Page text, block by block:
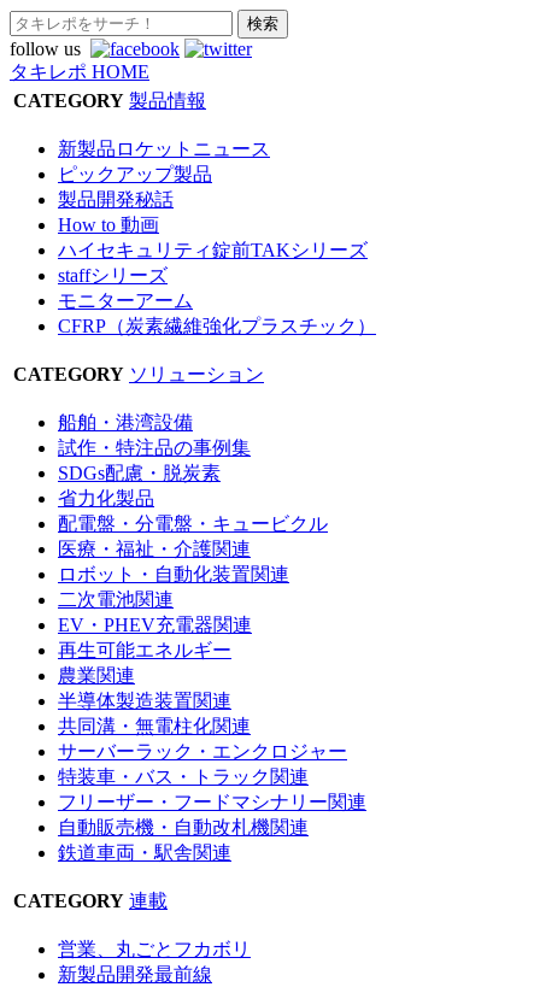
follow us
タキレポ HOME
CATEGORY 製品情報
新製品ロケットニュース
ピックアップ製品
製品開発秘話
How to 動画
ハイセキュリティ錠前TAKシリーズ
staffシリーズ
モニターアーム
CFRP（炭素繊維強化プラスチック）
CATEGORY ソリューション
船舶・港湾設備
試作・特注品の事例集
SDGs配慮・脱炭素
省力化製品
配電盤・分電盤・キュービクル
医療・福祉・介護関連
ロボット・自動化装置関連
二次電池関連
EV・PHEV充電器関連
再生可能エネルギー
農業関連
半導体製造装置関連
共同溝・無電柱化関連
サーバーラック・エンクロジャー
特装車・バス・トラック関連
フリーザー・フードマシナリー関連
自動販売機・自動改札機関連
鉄道車両・駅舎関連
CATEGORY 連載
営業、丸ごとフカボリ
新製品開発最前線